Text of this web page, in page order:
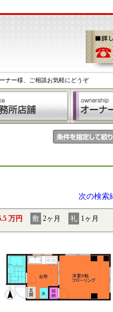
ナー様、ご相談お気軽にどうぞ
次の検索
万円 敷 2ヶ月 礼 1ヶ月